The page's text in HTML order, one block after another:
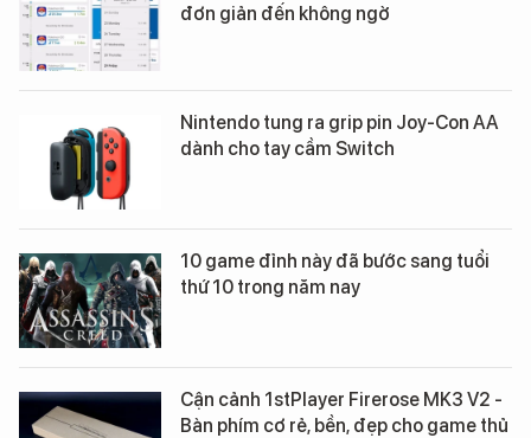
đơn giản đến không ngờ
Nintendo tung ra grip pin Joy-Con AA
dành cho tay cầm Switch
10 game đỉnh này đã bước sang tuổi
thứ 10 trong năm nay
Cận cảnh 1stPlayer Firerose MK3 V2 -
Bàn phím cơ rẻ, bền, đẹp cho game thủ